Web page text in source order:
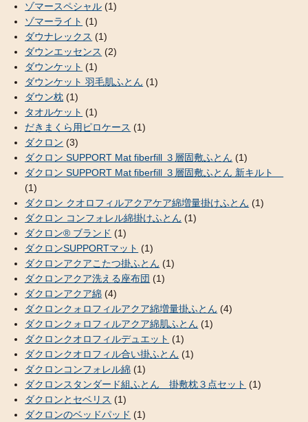
ゾマースペシャル (1)
ゾマーライト (1)
ダウナレックス (1)
ダウンエッセンス (2)
ダウンケット (1)
ダウンケット 羽毛肌ふとん (1)
ダウン枕 (1)
タオルケット (1)
だきまくら用ピロケース (1)
ダクロン (3)
ダクロン SUPPORT Mat fiberfill ３層固敷ふとん (1)
ダクロン SUPPORT Mat fiberfill ３層固敷ふとん 新キルト
(1)
ダクロン クオロフィルアクアケア綿増量掛けふとん (1)
ダクロン コンフォレル綿掛けふとん (1)
ダクロン® ブランド (1)
ダクロンSUPPORTマット (1)
ダクロンアクアこたつ掛ふとん (1)
ダクロンアクア洗える座布団 (1)
ダクロンアクア綿 (4)
ダクロンクォロフィルアクア綿増量掛ふとん (4)
ダクロンクォロフィルアクア綿肌ふとん (1)
ダクロンクオロフィルデュエット (1)
ダクロンクオロフィル合い掛ふとん (1)
ダクロンコンフォレル綿 (1)
ダクロンスタンダード組ふとん 掛敷枕３点セット (1)
ダクロンとセベリス (1)
ダクロンのベッドパッド (1)